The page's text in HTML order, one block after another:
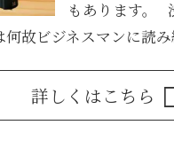
もあります。
何故ビジネスマンに読
詳しくはこちら